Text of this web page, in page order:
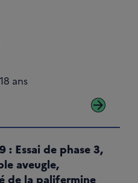
ans
arrow_forward
: Essai de phase 3,
aveugle,
de la palifermine